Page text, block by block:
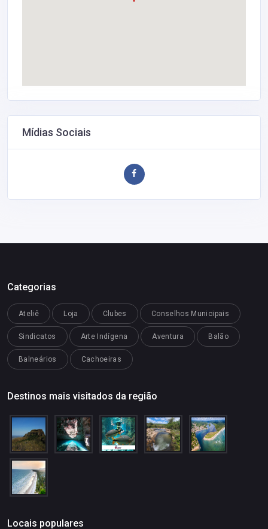
Mídias Sociais
Categorias
Ateliê Loja Clubes Conselhos Municipais
Sindicatos Arte Indígena Aventura Balão
Balneários Cachoeiras
Destinos mais visitados da região
Locais populares